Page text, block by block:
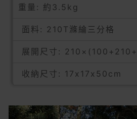
重量: 約3.5kg
面料: 210T滌綸三分格
展開尺寸:
收納尺寸: 17x17x50cm